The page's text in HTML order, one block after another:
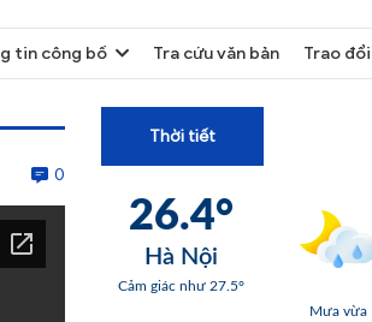
tin công bố Tra cứu văn bản Trao đổi
0
Thời tiết